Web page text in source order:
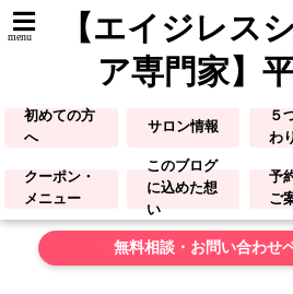
menu
【エイジレス
ア専門家】
初めての方
へ
サロン情報
５
わ
クーポン・
メニュー
このブログ
に込めた想
い
予
ご
無料相談・お問い合わせ